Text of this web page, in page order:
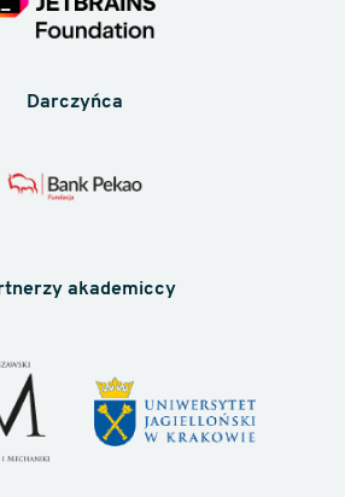
Darczyńca
akademiccy